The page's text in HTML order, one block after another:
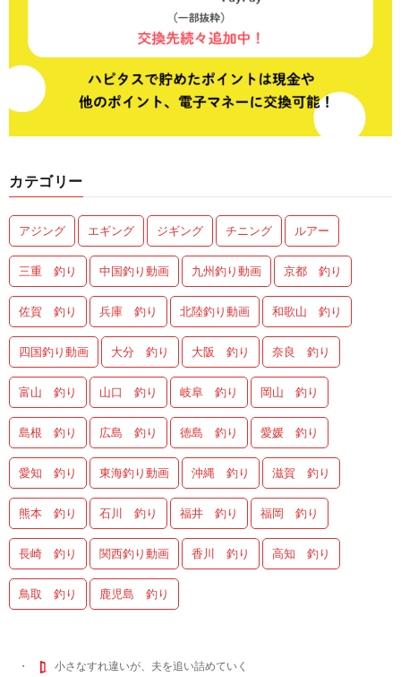
カテゴリー
アジング エギング ジギング チニング ルアー
三重 釣り 中国釣り動画 九州釣り動画 京都 釣り
佐賀 釣り 兵庫 釣り 北陸釣り動画 和歌山 釣り
四国釣り動画 大分 釣り 大阪 釣り 奈良 釣り
富山 釣り 山口 釣り 岐阜 釣り 岡山 釣り
島根 釣り 広島 釣り 徳島 釣り 愛媛 釣り
愛知 釣り 東海釣り動画 沖縄 釣り 滋賀 釣り
熊本 釣り 石川 釣り 福井 釣り 福岡 釣り
長崎 釣り 関西釣り動画 香川 釣り 高知 釣り
鳥取 釣り 鹿児島 釣り
小さなすれ違いが、夫を追い詰めていく